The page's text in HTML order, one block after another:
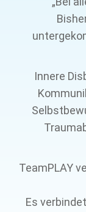
Innere
TeamPLAY
Es